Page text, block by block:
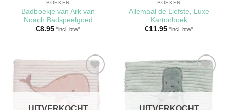
BOEKEN
Badboekje van Ark van
Noach Badspeelgoed
€8.95 "incl. btw"
BOEKEN
Allemaal de Liefste, Luxe
Kartonboek
€11.95 "incl. btw"
Toevoegen
aan
Toevoegen
aan